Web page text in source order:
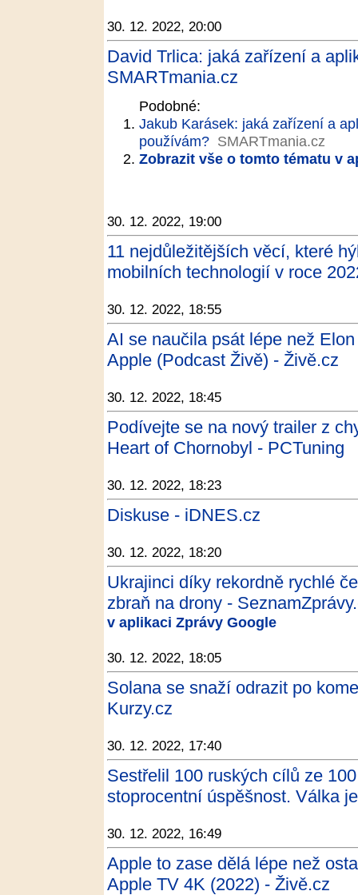
30. 12. 2022, 20:00
David Trlica: jaká zařízení a
SMARTmania.cz
Podobné:
Jakub Karásek: jaká zařízení a
používám? SMARTmania.cz
Zobrazit vše o tomto tématu v
30. 12. 2022, 19:00
11 nejdůležitějších věcí, které
mobilních technologií v roce
30. 12. 2022, 18:55
AI se naučila psát lépe než
Apple (Podcast Živě) - Živě.cz
30. 12. 2022, 18:45
Podívejte se na nový trailer z
Heart of Chornobyl - PCTuning
30. 12. 2022, 18:23
Diskuse - iDNES.cz
30. 12. 2022, 18:20
Ukrajinci díky rekordně rychlé
zbraň na drony -
v aplikaci Zprávy Google
30. 12. 2022, 18:05
Solana se snaží odrazit po
Kurzy.cz
30. 12. 2022, 17:40
Sestřelil 100 ruských cílů ze
stoprocentní úspěšnost. Válka
30. 12. 2022, 16:49
Apple to zase dělá lépe než
Apple TV 4K (2022) - Živě.cz